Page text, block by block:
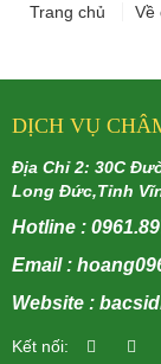
Trang chủ Về
DỊCH VỤ
Địa Chỉ 2: 30C
Long Đức,Tỉnh
Hotline :
Email :
Website :
Kết nối: